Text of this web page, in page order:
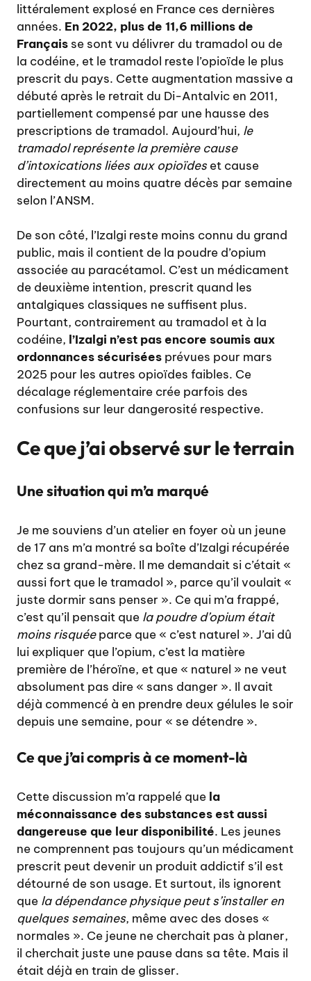
littéralement explosé en France ces dernières
années. En 2022, plus de 11,6 millions de
Français se sont vu délivrer du tramadol ou de
la codéine, et le tramadol reste l’opioïde le plus
prescrit du pays. Cette augmentation massive a
débuté après le retrait du Di-Antalvic en 2011,
partiellement compensé par une hausse des
prescriptions de tramadol. Aujourd’hui, le
tramadol représente la première cause
d’intoxications liées aux opioïdes et cause
directement au moins quatre décès par semaine
selon l’ANSM.
De son côté, l’Izalgi reste moins connu du grand
public, mais il contient de la poudre d’opium
associée au paracétamol. C’est un médicament
de deuxième intention, prescrit quand les
antalgiques classiques ne suffisent plus.
Pourtant, contrairement au tramadol et à la
codéine, l’Izalgi n’est pas encore soumis aux
ordonnances sécurisées prévues pour mars
2025 pour les autres opioïdes faibles. Ce
décalage réglementaire crée parfois des
confusions sur leur dangerosité respective.
Ce que j’ai observé sur le terrain
Une situation qui m’a marqué
Je me souviens d’un atelier en foyer où un jeune
de 17 ans m’a montré sa boîte d’Izalgi récupérée
chez sa grand-mère. Il me demandait si c’était «
aussi fort que le tramadol », parce qu’il voulait «
juste dormir sans penser ». Ce qui m’a frappé,
c’est qu’il pensait que la poudre d’opium était
moins risquéeparce que « c’est naturel ». J’ai dû
lui expliquer que l’opium, c’est la matière
première de l’héroïne, et que « naturel » ne veut
absolument pas dire « sans danger ». Il avait
déjà commencé à en prendre deux gélules le soir
depuis une semaine, pour « se détendre ».
Ce que j’ai compris à ce moment-là
Cette discussion m’a rappelé que la
méconnaissance des substances est aussi
dangereuse que leur disponibilité. Les jeunes
ne comprennent pas toujours qu’un médicament
prescrit peut devenir un produit addictif s’il est
détourné de son usage. Et surtout, ils ignorent
que la dépendance physique peut s’installer en
quelques semaines, même avec des doses «
normales ». Ce jeune ne cherchait pas à planer,
il cherchait juste une pause dans sa tête. Mais il
était déjà en train de glisser.